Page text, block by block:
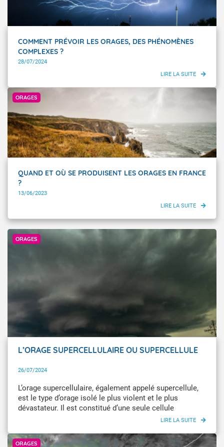
COMMENT PRÉVOIR LES ORAGES, DES PHÉNOMÈNES
COMPLEXES ?
28/07/2024
ORAGES
Getty Images
QUAND ET OÙ SE PRODUISENT LES ORAGES EN FRANCE
?
13/06/2023
ORAGES
Infoclimat / Supercell54
L’ORAGE SUPERCELLULAIRE OU SUPERCELLULE
26/07/2024
L’orage supercellulaire, également appelé supercellule,
est le type d’orage isolé le plus violent et le plus
dévastateur. Il est constitué d’une seule cellule
orageuse, mais de plus grande taille (typiquement 20 à
courant ascendant en rotation.
ORAGES
© Météo-France